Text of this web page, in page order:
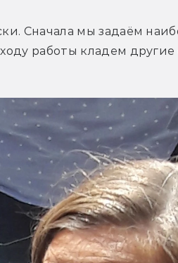
Сначала мы задаём
работы кладем другие